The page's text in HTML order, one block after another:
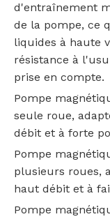
d'entraînement
de la pompe, ce
liquides à haute
résistance à
prise en compte.
‌Pompe
seule roue,
débit et à forte
‌Pompe
plusieurs roues,
haut débit et à
‌Pompe